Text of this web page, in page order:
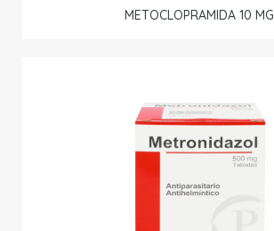
METOCLOPRAMIDA 10 MG